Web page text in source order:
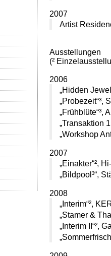
2007
Artist
Ausstellungen
(²
2006
„Hidden
„Probezeit“³,
„Frühblüte“³,
„Transaktion
„Workshop
2007
„Einakter“²,
„Bildpool³“,
2008
„Interim“²,
„Stamer &
„Interim II“²,